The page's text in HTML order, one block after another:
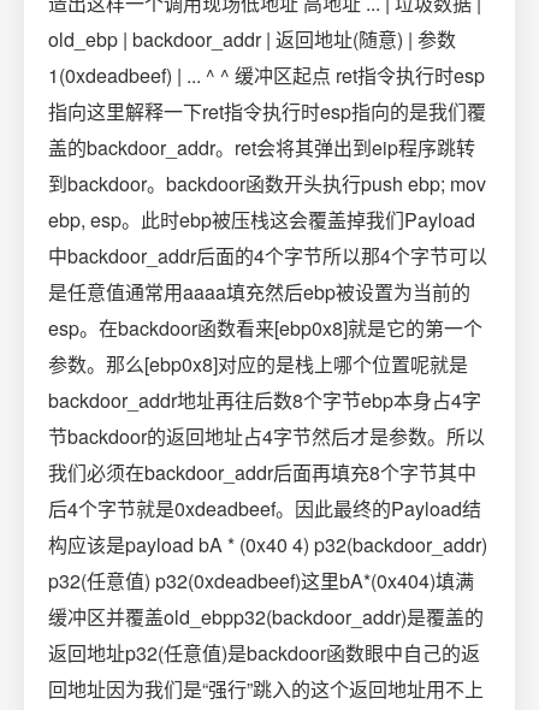
old_ebp | backdoor_addr | 返回地址(随意) | 参数
1(0xdeadbeef) | ... ^ ^ 缓冲区起点 ret指令执行时esp
指向这里解释一下ret指令执行时esp指向的是我们覆
盖的backdoor_addr。ret会将其弹出到eip程序跳转
到backdoor。backdoor函数开头执行push ebp; mov
ebp, esp。此时ebp被压栈这会覆盖掉我们Payload
中backdoor_addr后面的4个字节所以那4个字节可以
是任意值通常用aaaa填充然后ebp被设置为当前的
esp。在backdoor函数看来[ebp0x8]就是它的第一个
参数。那么[ebp0x8]对应的是栈上哪个位置呢就是
backdoor_addr地址再往后数8个字节ebp本身占4字
节backdoor的返回地址占4字节然后才是参数。所以
我们必须在backdoor_addr后面再填充8个字节其中
后4个字节就是0xdeadbeef。因此最终的Payload结
构应该是payload bA * (0x40 4) p32(backdoor_addr)
p32(任意值) p32(0xdeadbeef)这里bA*(0x404)填满
缓冲区并覆盖old_ebpp32(backdoor_addr)是覆盖的
返回地址p32(任意值)是backdoor函数眼中自己的返
回地址因为我们是“强行”跳入的这个返回地址用不上